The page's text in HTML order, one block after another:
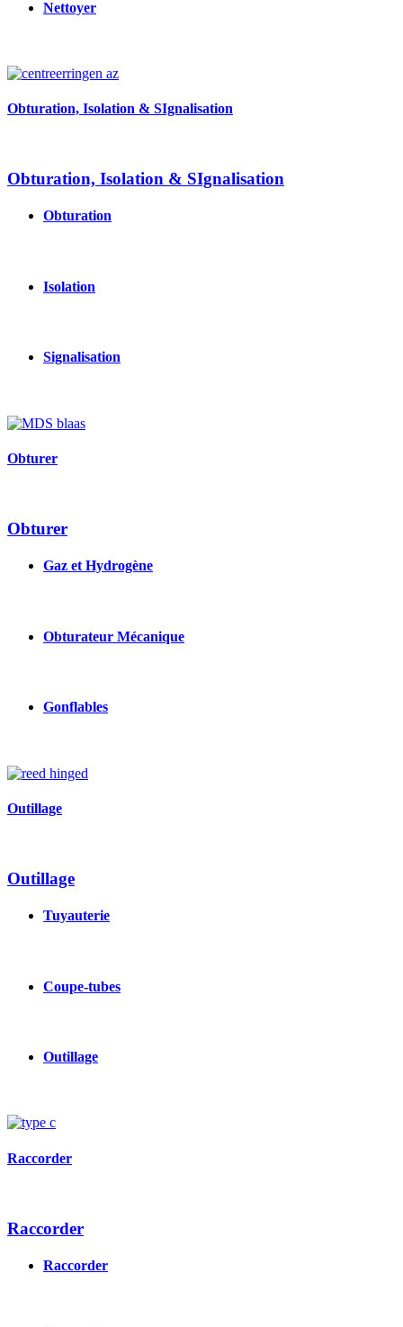
Nettoyer
Image
Obturation, Isolation & SIgnalisation
Obturation, Isolation & SIgnalisation
Obturation
Isolation
Signalisation
Image
Obturer
Obturer
Gaz et Hydrogène
Obturateur Mécanique
Gonflables
Image
Outillage
Outillage
Tuyauterie
Coupe-tubes
Outillage
Image
Raccorder
Raccorder
Raccorder